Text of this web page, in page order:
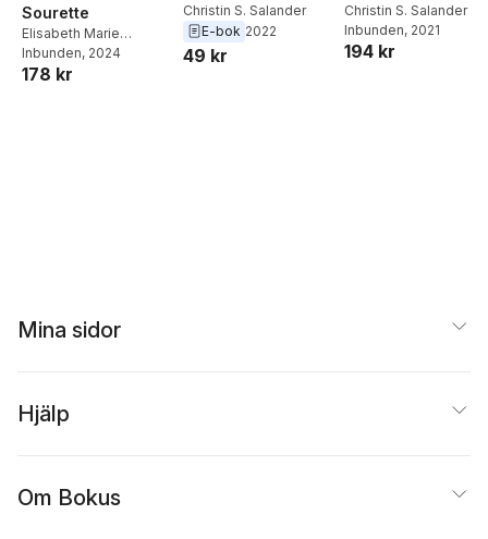
Sourette
Elisabeth Marie
Andersson
Inbunden, 2024
178 kr
Christin S. Salander
E-bok 2022
49 kr
Christin S. Salander
Inbunden, 2021
194 kr
Mina sidor
Hjälp
Om Bokus